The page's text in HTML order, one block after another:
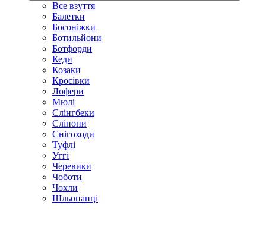
Все взуття
Балетки
Босоніжки
Ботильйони
Ботфорди
Кеди
Козаки
Кросівки
Лофери
Мюлі
Слінгбеки
Сліпони
Снігоходи
Туфлі
Уггі
Черевики
Чоботи
Чохли
Шльопанці